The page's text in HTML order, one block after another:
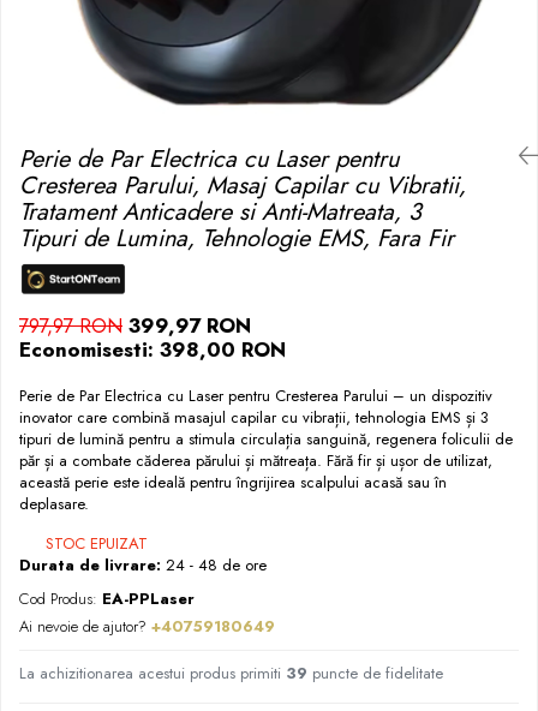
Perie de Par Electrica cu Laser pentru
Cresterea Parului, Masaj Capilar cu Vibratii,
Tratament Anticadere si Anti-Matreata, 3
Tipuri de Lumina, Tehnologie EMS, Fara Fir
797,97 RON 399,97 RON
Economisesti: 398,00 RON
Perie de Par Electrica cu Laser pentru Cresterea Parului – un dispozitiv
inovator care combină masajul capilar cu vibrații, tehnologia EMS și 3
tipuri de lumină pentru a stimula circulația sanguină, regenera foliculii de
păr și a combate căderea părului și mătreața. Fără fir și ușor de utilizat,
această perie este ideală pentru îngrijirea scalpului acasă sau în
deplasare.
STOC EPUIZAT
Durata de livrare: 24 - 48 de ore
Cod Produs: EA-PPLaser
Ai nevoie de ajutor? +40759180649
La achizitionarea acestui produs primiti 39 puncte de fidelitate